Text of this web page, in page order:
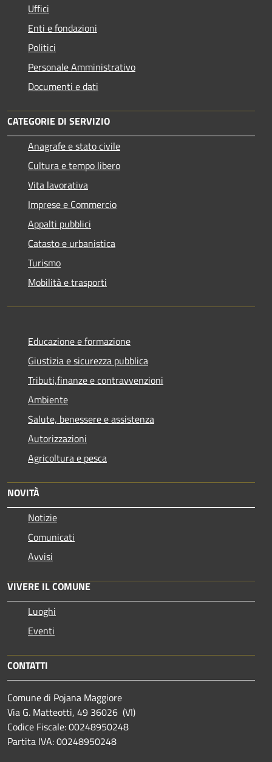
Uffici
Enti e fondazioni
Politici
Personale Amministrativo
Documenti e dati
CATEGORIE DI SERVIZIO
Anagrafe e stato civile
Cultura e tempo libero
Vita lavorativa
Imprese e Commercio
Appalti pubblici
Catasto e urbanistica
Turismo
Mobilità e trasporti
Educazione e formazione
Giustizia e sicurezza pubblica
Tributi,finanze e contravvenzioni
Ambiente
Salute, benessere e assistenza
Autorizzazioni
Agricoltura e pesca
NOVITÀ
Notizie
Comunicati
Avvisi
VIVERE IL COMUNE
Luoghi
Eventi
CONTATTI
Comune di Pojana Maggiore
Via G. Matteotti, 49 36026 (VI)
Codice Fiscale: 00248950248
Partita IVA: 00248950248